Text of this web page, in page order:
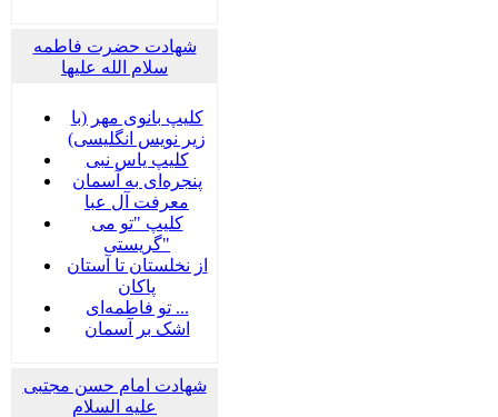
شهادت حضرت فاطمه
سلام الله علیها
کلیپ بانوی مهر (با
زیر نویس انگلیسی)
کلیپ یاس نبی
پنجره‌ای به آسمان
معرفت آل عبا
کلیپ "تو می
گریستی"
از نخلستان تا آستان
پاکان
تو فاطمه‌ای ...
اشک بر آسمان
شهادت امام حسن مجتبی
علیه السلام